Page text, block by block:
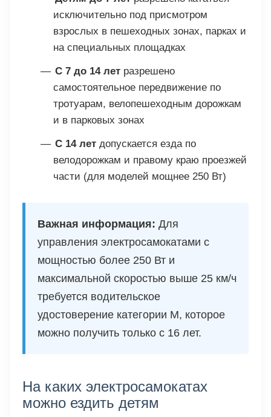
исключительно под присмотром
взрослых в пешеходных зонах, парках и
на специальных площадках
С 7 до 14 летразрешено
самостоятельное передвижение по
тротуарам, велопешеходным дорожкам
и в парковых зонах
С 14 летдопускается езда по
велодорожкам и правому краю проезжей
части (для моделей мощнее 250 Вт)
Важная информация: Для
управления электросамокатами с
мощностью более 250 Вт и
максимальной скоростью выше 25 км/ч
требуется водительское
удостоверение категории М, которое
можно получить только с 16 лет.
На каких электросамокатах
можно ездить детям